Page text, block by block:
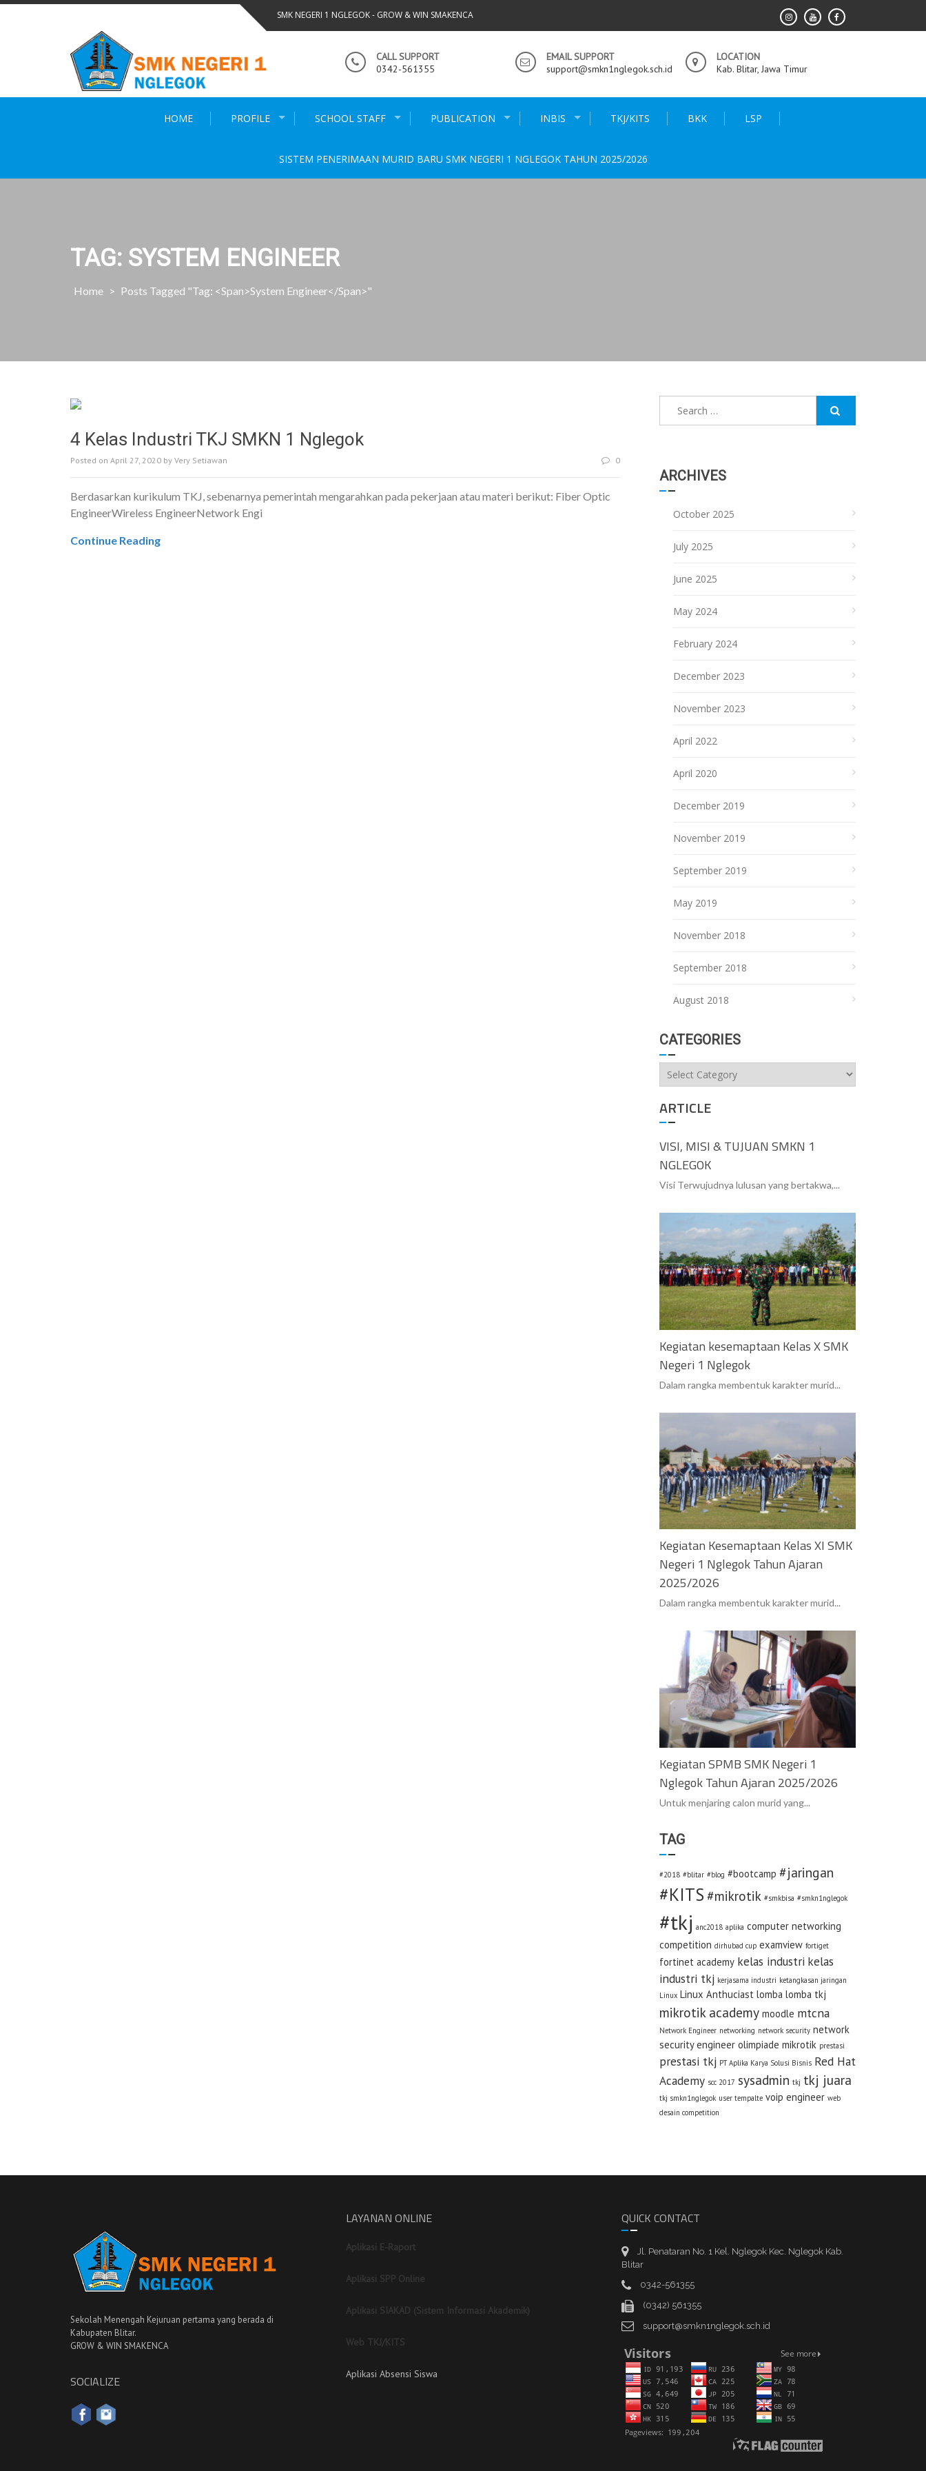
Skip
SMK NEGERI 1 NGLEGOK - GROW & WIN SMAKENCA
CALL SUPPORT
0342-561355
EMAIL SUPPORT
support@smkn1nglegok.sch.id
LOCATION
Kab. Blitar, Jawa Timur
HOME PROFILE SCHOOL STAFF PUBLICATION INBIS TKJ/KITS BKK LSP
SISTEM PENERIMAAN MURID BARU SMK NEGERI 1 NGLEGOK TAHUN 2025/2026
TAG: SYSTEM ENGINEER
Home > Posts Tagged "Tag: <span>System Engineer</span>"
4 Kelas Industri TKJ SMKN 1 Nglegok
Posted on April 27, 2020 by Very Setiawan 0
Berdasarkan kurikulum TKJ, sebenarnya pemerintah mengarahkan pada pekerjaan atau materi berikut: Fiber Optic
EngineerWireless EngineerNetwork Engi
Continue Reading
ARCHIVES
October 2025
July 2025
June 2025
May 2024
February 2024
December 2023
November 2023
April 2022
April 2020
December 2019
November 2019
September 2019
May 2019
November 2018
September 2018
August 2018
CATEGORIES
Categories
ARTICLE
VISI, MISI & TUJUAN SMKN 1
NGLEGOK
Visi Terwujudnya lulusan yang bertakwa,...
Kegiatan kesemaptaan Kelas X SMK
Negeri 1 Nglegok
Dalam rangka membentuk karakter murid...
Kegiatan Kesemaptaan Kelas XI SMK
Negeri 1 Nglegok Tahun Ajaran
2025/2026
Dalam rangka membentuk karakter murid...
Kegiatan SPMB SMK Negeri 1
Nglegok Tahun Ajaran 2025/2026
Untuk menjaring calon murid yang...
TAG
#2018 #blitar #blog #bootcamp #jaringan
#KITS #mikrotik #smkbisa #smkn1nglegok
#tkj anc2018 aplika computer networking
competition dirhubad cup examview fortiget
fortinet academy kelas industri kelas
industri tkj kerjasama industri ketangkasan jaringan
Linux Linux Anthuciast lomba lomba tkj
mikrotik academy moodle mtcna
Network Engineer networking network security network
security engineer olimpiade mikrotik prestasi
prestasi tkj PT Aplika Karya Solusi Bisnis Red Hat
Academy scc 2017 sysadmin tkj tkj juara
tkj smkn1nglegok user tempalte voip engineer web
desain competition
Sekolah Menengah Kejuruan pertama yang berada di
Kabupaten Blitar.
GROW & WIN SMAKENCA
SOCIALIZE
LAYANAN ONLINE
Aplikasi E-Raport
Aplikasi SPP Online
Aplikasi SIAKAD (Sistem Informasi Akademik)
Web TKJ/KITS
Aplikasi Absensi Siswa
QUICK CONTACT
Jl. Penataran No. 1 Kel. Nglegok Kec. Nglegok Kab.
Blitar
0342-561355
(0342) 561355
support@smkn1nglegok.sch.id